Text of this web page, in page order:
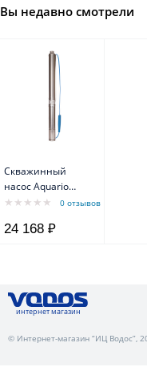
Вы недавно смотрели
Скважинный
насос Aquario
ASP3E-50-75,
конденсатор,
0 отзывов
24 168 ₽
интернет магазин
© Интернет-магазин “ИЦ Водос”,